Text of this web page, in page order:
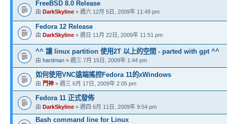
FreeBSD 8.0 Release
由 DarkSkyline » 週六 12月 5日, 2009年 11:49 pm
Fedora 12 Release
由 DarkSkyline » 週日 11月 22日, 2009年 11:51 pm
^^ 讓 linux partition 使用2T 以上的空間 - parted with gpt ^^
由 hardman » 週三 7月 15日, 2009年 1:44 pm
如何使用VNC遠端搖控Fedora 11的xWindows
由 門神 » 週三 6月 17日, 2009年 2:05 pm
Fedora 11 正式發佈
由 DarkSkyline » 週四 6月 11日, 2009年 9:54 pm
Bash command line for Linux